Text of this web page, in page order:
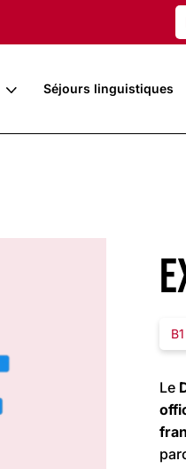
Séjours linguistiques
B1
Le